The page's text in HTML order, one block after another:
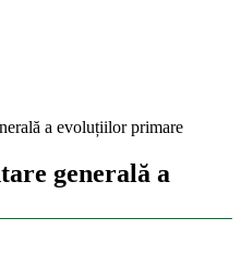
a evoluțiilor primare
generală a